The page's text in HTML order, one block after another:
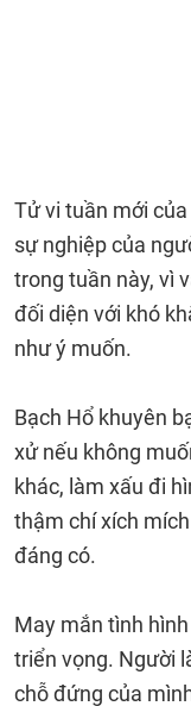
Tử vi tuần mới
sự nghiệp của
trong tuần này, vì
đối diện với khó
như ý muốn.
Bạch Hổ khuyên
xử nếu không
khác, làm xấu đi
thậm chí xích
đáng có.
May mắn tình
triển vọng. Người
chỗ đứng của